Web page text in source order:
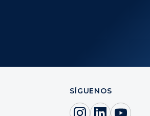
SÍGUENOS